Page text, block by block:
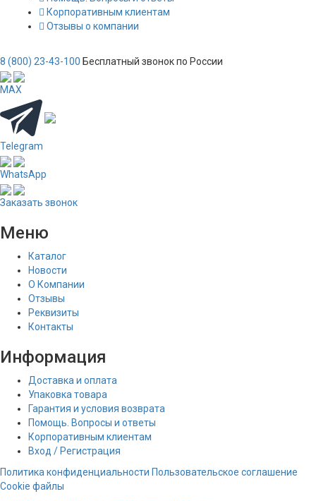
Корпоративным клиентам
Отзывы о компании
8 (800) 23-43-100 Бесплатный звонок по России
MAX
Telegram
WhatsApp
Заказать звонок
Меню
Каталог
Новости
О Компании
Отзывы
Реквизиты
Контакты
Информация
Доставка и оплата
Упаковка товара
Гарантия и условия возврата
Помощь. Вопросы и ответы
Корпоративным клиентам
Вход / Регистрация
Политика конфиденциальности Пользовательское соглашение
Cookie файлы